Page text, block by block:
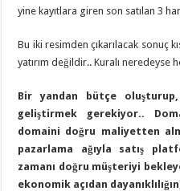
yine kayıtlara giren son satılan 3
Bu iki resimden çıkarılacak sonuç
yatırım değildir.. Kuralı neredeyse
Bir yandan bütçe
geliştirmek gerekiyor..
domaini doğru maliyetten
pazarlama ağıyla satış
zamanı doğru müşteriyi
ekonomik açıdan